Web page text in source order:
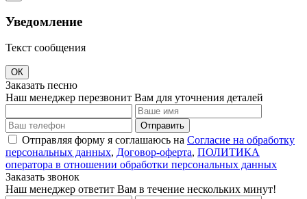
Уведомление
Текст сообщения
ОК
Заказать песню
Наш менеджер перезвонит Вам для уточнения деталей
Отправить
Отправляя форму я соглашаюсь на Согласие на обработку
персональных данных, Договор-оферта, ПОЛИТИКА
оператора в отношении обработки персональных данных
Заказать звонок
Наш менеджер ответит Вам в течение нескольких минут!